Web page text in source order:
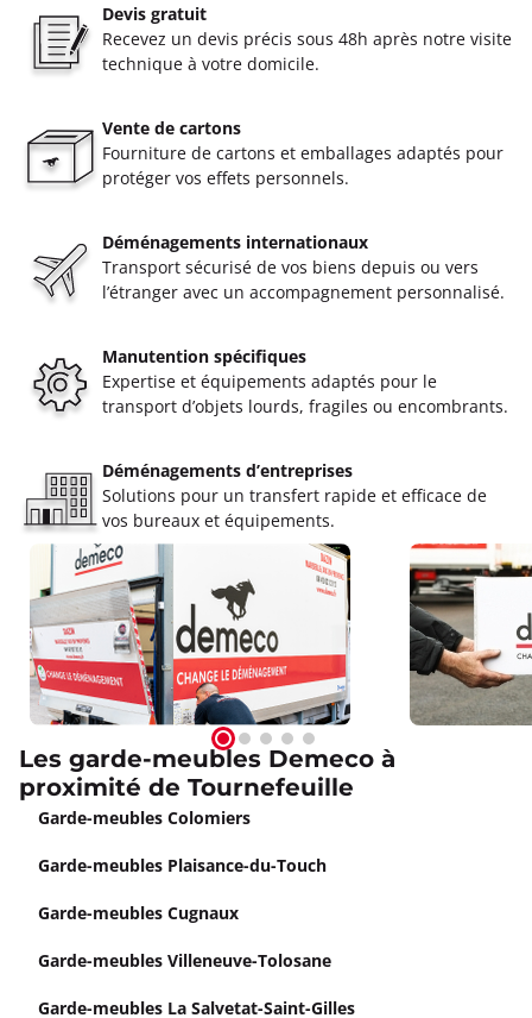
Devis gratuit
Recevez un devis précis sous 48h après notre visite
technique à votre domicile.
Vente de cartons
Fourniture de cartons et emballages adaptés pour
protéger vos effets personnels.
Déménagements internationaux
Transport sécurisé de vos biens depuis ou vers
l’étranger avec un accompagnement personnalisé.
Manutention spécifiques
Expertise et équipements adaptés pour le
transport d’objets lourds, fragiles ou encombrants.
Déménagements d’entreprises
Solutions pour un transfert rapide et efficace de
vos bureaux et équipements.
Les garde-meubles Demeco à
proximité de Tournefeuille
Garde-meubles Colomiers
Garde-meubles Plaisance-du-Touch
Garde-meubles Cugnaux
Garde-meubles Villeneuve-Tolosane
Garde-meubles La Salvetat-Saint-Gilles